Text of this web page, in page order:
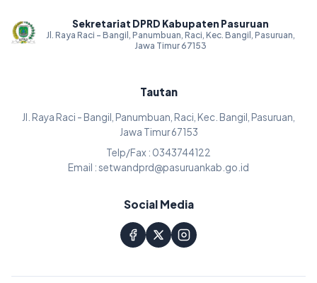
Sekretariat DPRD Kabupaten Pasuruan
Jl. Raya Raci - Bangil, Panumbuan, Raci, Kec. Bangil, Pasuruan,
Jawa Timur 67153
Tautan
Jl. Raya Raci - Bangil, Panumbuan, Raci, Kec. Bangil, Pasuruan,
Jawa Timur 67153
Telp/Fax : 0343744122
Email : setwandprd@pasuruankab.go.id
Social Media